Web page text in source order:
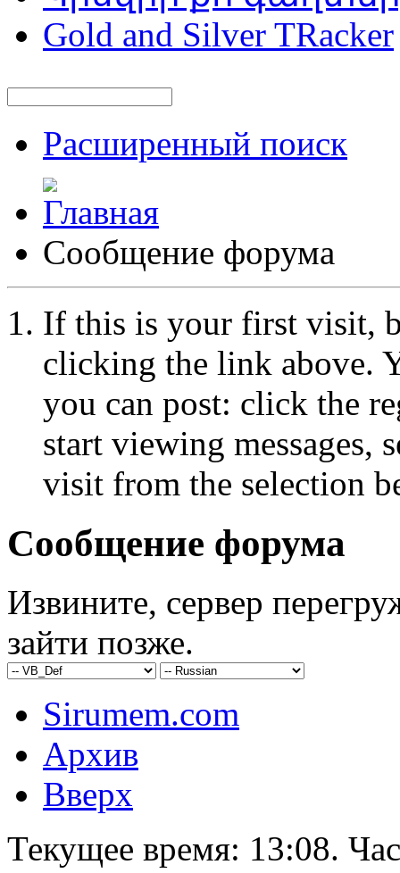
Gold and Silver TRacker
Расширенный поиск
Сообщение форума
If this is your first visit,
clicking the link above.
you can post: click the
start viewing messages,
visit from the selection
Сообщение форума
Извините, сервер
зайти позже.
Sirumem.com
Архив
Вверх
Текущее время: 13:08.